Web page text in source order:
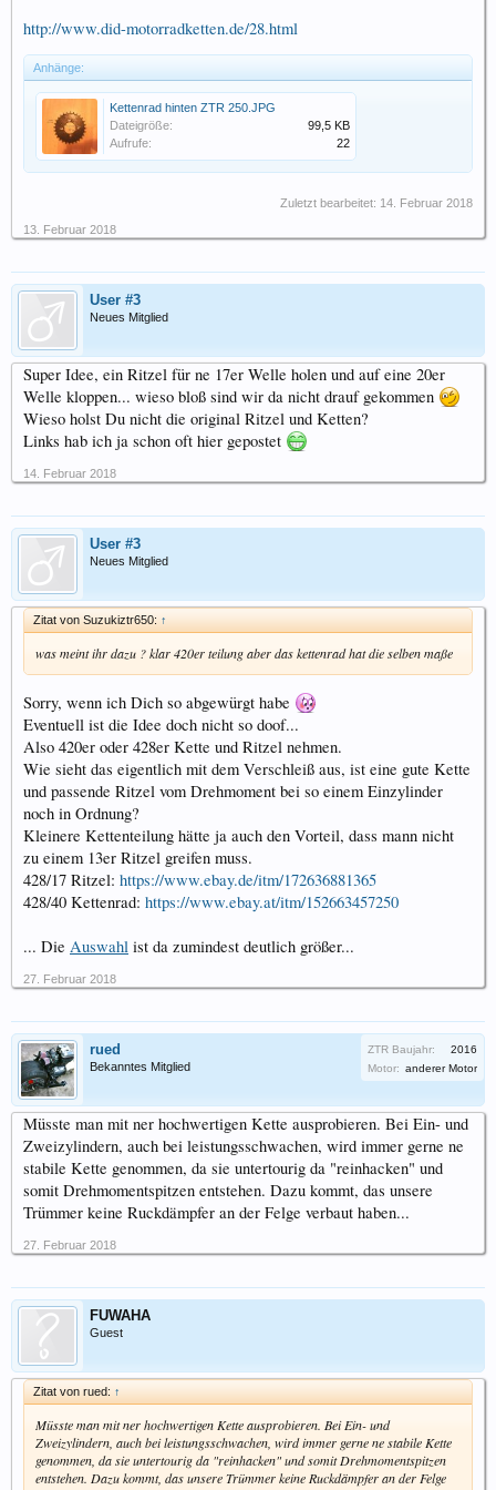
http://www.did-motorradketten.de/28.html
Anhänge:
Kettenrad hinten ZTR 250.JPG
Dateigröße:
99,5 KB
Aufrufe:
22
Zuletzt bearbeitet: 14. Februar 2018
13. Februar 2018
User #3
Neues Mitglied
Super Idee, ein Ritzel für ne 17er Welle holen und auf eine 20er
Welle kloppen... wieso bloß sind wir da nicht drauf gekommen
Wieso holst Du nicht die original Ritzel und Ketten?
Links hab ich ja schon oft hier gepostet
14. Februar 2018
User #3
Neues Mitglied
Zitat von Suzukiztr650: ↑
was meint ihr dazu ? klar 420er teilung aber das kettenrad hat die selben maße
Sorry, wenn ich Dich so abgewürgt habe
Eventuell ist die Idee doch nicht so doof...
Also 420er oder 428er Kette und Ritzel nehmen.
Wie sieht das eigentlich mit dem Verschleiß aus, ist eine gute Kette
und passende Ritzel vom Drehmoment bei so einem Einzylinder
noch in Ordnung?
Kleinere Kettenteilung hätte ja auch den Vorteil, dass mann nicht
zu einem 13er Ritzel greifen muss.
428/17 Ritzel: https://www.ebay.de/itm/172636881365
428/40 Kettenrad: https://www.ebay.at/itm/152663457250
... Die Auswahl ist da zumindest deutlich größer...
27. Februar 2018
rued
Bekanntes Mitglied
ZTR Baujahr:
2016
Motor: anderer Motor
Müsste man mit ner hochwertigen Kette ausprobieren. Bei Ein- und
Zweizylindern, auch bei leistungsschwachen, wird immer gerne ne
stabile Kette genommen, da sie untertourig da "reinhacken" und
somit Drehmomentspitzen entstehen. Dazu kommt, das unsere
Trümmer keine Ruckdämpfer an der Felge verbaut haben...
27. Februar 2018
FUWAHA
Guest
Zitat von rued: ↑
Müsste man mit ner hochwertigen Kette ausprobieren. Bei Ein- und
Zweizylindern, auch bei leistungsschwachen, wird immer gerne ne stabile Kette
genommen, da sie untertourig da "reinhacken" und somit Drehmomentspitzen
entstehen. Dazu kommt, das unsere Trümmer keine Ruckdämpfer an der Felge